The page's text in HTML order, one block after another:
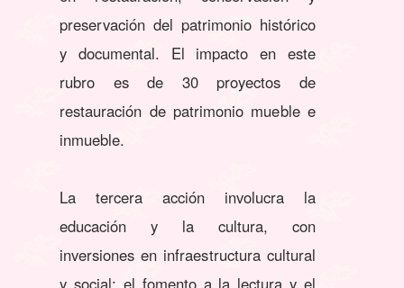
preservación del patrimonio histórico
y documental. El impacto en este
rubro es de 30 proyectos de
restauración de patrimonio mueble e
inmueble.
La tercera acción involucra la
educación y la cultura, con
inversiones en infraestructura cultural